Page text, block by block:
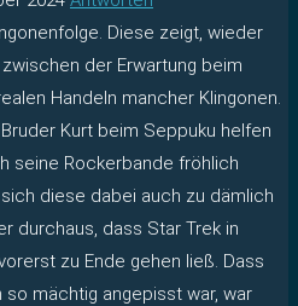
Diese zeigt, wieder
der Erwartung beim
Handeln mancher Klingonen.
Kurt beim Seppuku helfen
seine Rockerbande fröhlich
diese dabei auch zu dämlich
durchaus, dass Star Trek in
zu Ende gehen ließ. Dass
mächtig angepisst war, war